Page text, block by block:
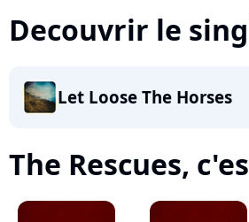
Decouvrir le
Let Loose The Horses
The Rescues,